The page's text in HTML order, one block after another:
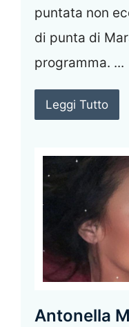
puntata non
di punta di
programma. ...
Leggi Tutto
Antonella